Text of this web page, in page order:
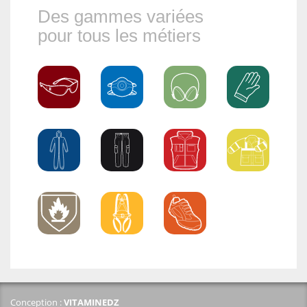
Des gammes variées
pour tous les métiers
Conception :VITAMINEDZ